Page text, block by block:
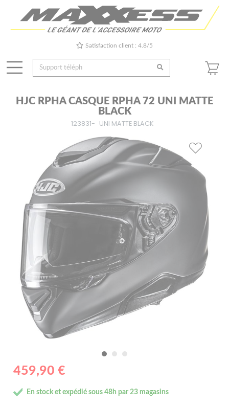
Satisfaction client : 4.8/5
HJC RPHA CASQUE RPHA 72 UNI MATTE
BLACK
123831- UNI MATTE BLACK
459,90 €
En stock et expédié sous 48h par 23 magasins